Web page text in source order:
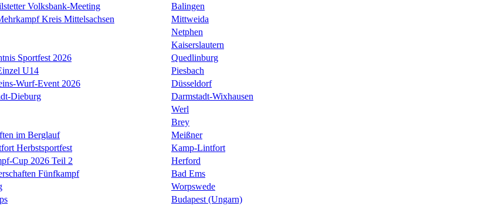
Volksbank-Meeting
Balingen
Kreis Mittelsachsen
Mittweida
Netphen
Kaiserslautern
Sportfest 2026
Quedlinburg
U14
Piesbach
Wurf-Event 2026
Düsseldorf
Dieburg
Darmstadt-Wixhausen
Werl
Brey
im Berglauf
Meißner
Herbstsportfest
Kamp-Lintfort
Cup 2026 Teil 2
Herford
Fünfkampf
Bad Ems
Worpswede
Budapest (Ungarn)